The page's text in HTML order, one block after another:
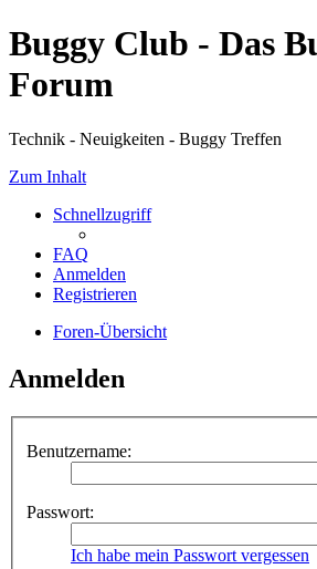
Buggy Club - Das
Forum
Technik - Neuigkeiten - Buggy Treffen
Zum Inhalt
Schnellzugriff
FAQ
Anmelden
Registrieren
Foren-Übersicht
Anmelden
Benutzername:
Passwort:
Ich habe mein Passwort vergessen